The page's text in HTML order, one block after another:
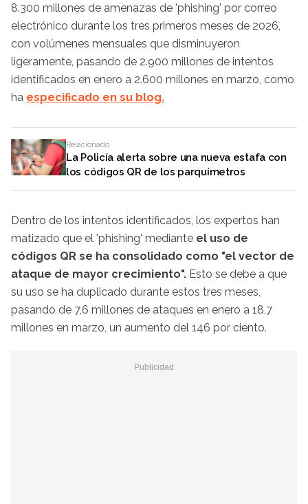
8.300 millones de amenazas de 'phishing' por correo
electrónico durante los tres primeros meses de 2026,
con volúmenes mensuales que disminuyeron
ligeramente, pasando de 2.900 millones de intentos
identificados en enero a 2.600 millones en marzo, como
ha especificado en su blog.
Relacionado
La Policía alerta sobre una nueva estafa con
los códigos QR de los parquímetros
Dentro de los intentos identificados, los expertos han
matizado que el 'phishing' mediante el uso de
códigos QR se ha consolidado como "el vector de
ataque de mayor crecimiento". Esto se debe a que
su uso se ha duplicado durante estos tres meses,
pasando de 7,6 millones de ataques en enero a 18,7
millones en marzo, un aumento del 146 por ciento.